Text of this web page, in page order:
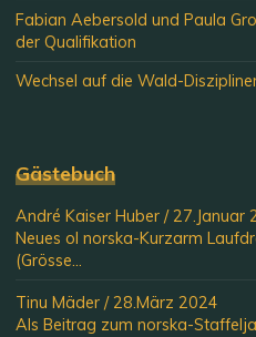
Fabian Aebersold und Paula
der Qualifikation
Wechsel auf die Wald-
Gästebuch
André Kaiser Huber / 27.Januar
Neues ol norska-Kurzarm
(Grösse...
Tinu Mäder / 28.März 2024
Als Beitrag zum norska-